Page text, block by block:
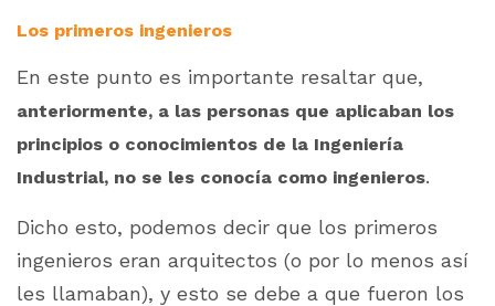
Los primeros ingenieros
En este punto es importante resaltar que,
anteriormente, a las personas que aplicaban los
principios o conocimientos de la Ingeniería
Industrial, no se les conocía como ingenieros.
Dicho esto, podemos decir que los primeros
ingenieros eran arquitectos (o por lo menos así
les llamaban), y esto se debe a que fueron los